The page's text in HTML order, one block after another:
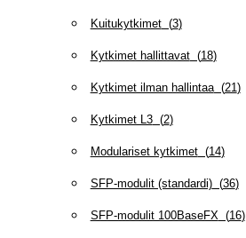
Kuitukytkimet(3)
Kytkimet hallittavat(18)
Kytkimet ilman hallintaa(21)
Kytkimet L3(2)
Modulariset kytkimet(14)
SFP-modulit (standardi)(36)
SFP-modulit 100BaseFX(16)